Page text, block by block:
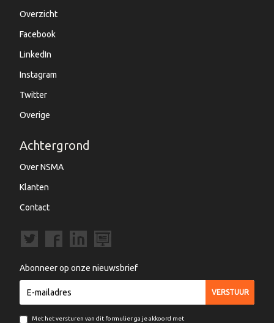
Overzicht
Facebook
LinkedIn
Instagram
Twitter
Overige
Achtergrond
Over NSMA
Klanten
Contact
Abonneer op onze nieuwsbrief
Met het versturen van dit formulier ga je akkoord met